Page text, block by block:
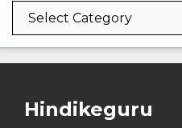
Categories
Hindikeguru